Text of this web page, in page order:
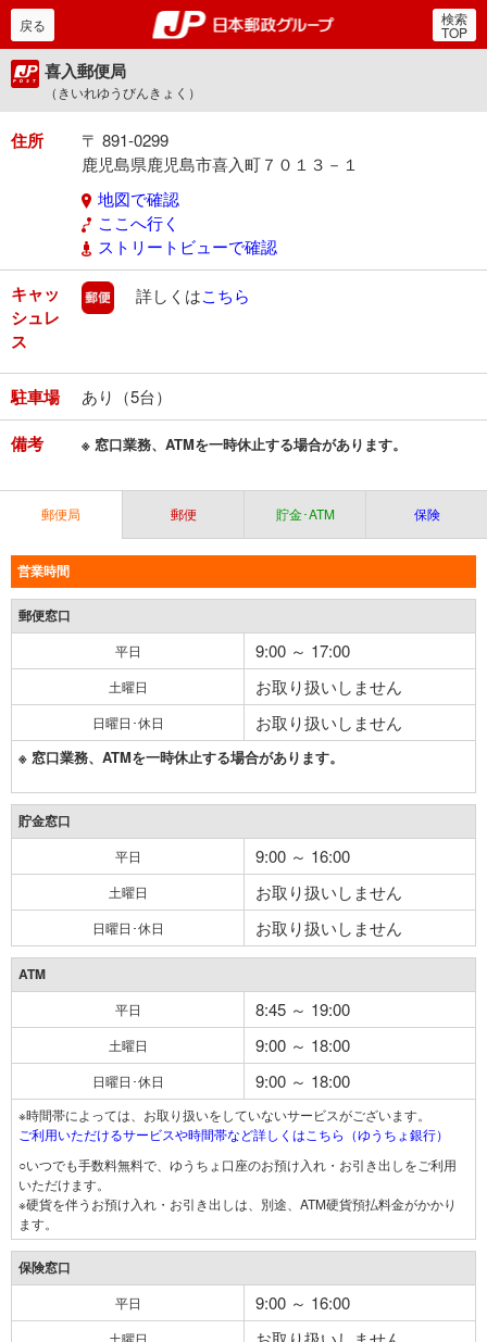
郵便局・日本郵政グルー
戻る 検索
TOP
喜入郵便局
（きいれゆうびんきょく）
住所
〒 891-0299
鹿児島県鹿児島市喜入町７０１３－１
地図で確認
ここへ行く
ストリートビューで確認
キャッ
シュレ
ス
郵便
詳しくはこちら
駐車場 あり（5台）
備考 ※ 窓口業務、ATMを一時休止する場合があります。
郵便局 郵便 貯金･ATM 保険
営業時間
郵便窓口
平日 9:00 ～ 17:00
土曜日 お取り扱いしません
日曜日･休日 お取り扱いしません
※ 窓口業務、ATMを一時休止する場合があります。
貯金窓口
平日 9:00 ～ 16:00
土曜日 お取り扱いしません
日曜日･休日 お取り扱いしません
ATM
平日 8:45 ～ 19:00
土曜日 9:00 ～ 18:00
日曜日･休日 9:00 ～ 18:00
※時間帯によっては、お取り扱いをしていないサービスがございます。
ご利用いただけるサービスや時間帯など詳しくはこちら（ゆうちょ銀行）
○いつでも手数料無料で、ゆうちょ口座のお預け入れ・お引き出しをご利用
いただけます。
※硬貨を伴うお預け入れ・お引き出しは、別途、ATM硬貨預払料金がかかり
ます。
保険窓口
平日 9:00 ～ 16:00
土曜日